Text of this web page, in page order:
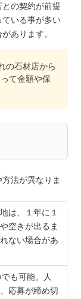
の契約が前提
いる事が多い
あります。
の石材店から
て金額や保
法が異なりま
は、１年に１
空きが出るま
ない場合があ
も可能。人
応募が締め切